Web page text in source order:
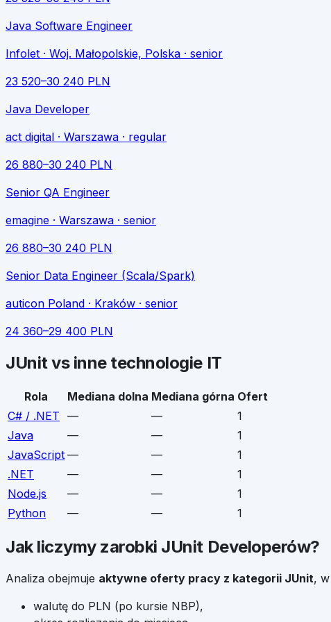
Java Software Engineer
Infolet · Woj. Małopolskie, Polska · senior
23 520–30 240 PLN
Java Developer
act digital · Warszawa · regular
26 880–30 240 PLN
Senior QA Engineer
emagine · Warszawa · senior
26 880–30 240 PLN
Senior Data Engineer (Scala/Spark)
auticon Poland · Kraków · senior
24 360–29 400 PLN
JUnitvs inne technologie IT
Rola Mediana dolna Mediana górna Ofert
C# / .NET — —
1
Java
— —
1
JavaScript — —
1
.NET
— —
1
Node.js
— —
1
Python
— — 1
Jak liczymy zarobki JUnit Developerów?
Analiza obejmuje aktywne oferty pracy z kategorii JUnit,
walutę do PLN (po kursie NBP),